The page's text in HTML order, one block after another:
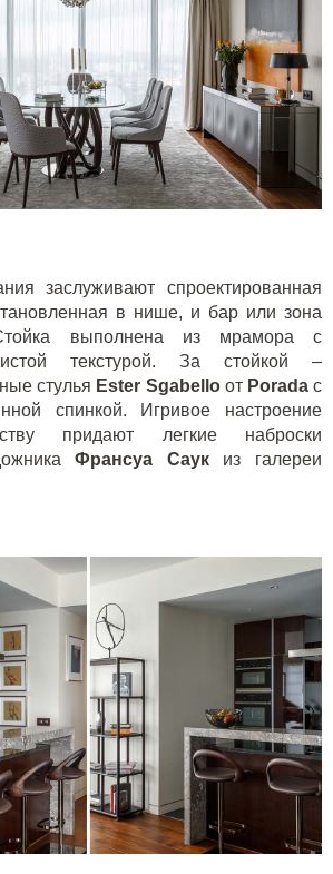
заслуживают спроектированная
в нише, и бар или зона
выполнена из мрамора с
текстурой. За стойкой –
стулья Ester Sgabello от Porada с
спинкой. Игривое настроение
придают легкие наброски
Франсуа Саукиз галереи